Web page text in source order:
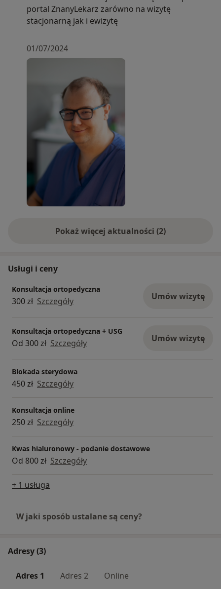
portal ZnanyLekarz zarówno na wizytę
stacjonarną jak i ewizytę
01/07/2024
Pokaż więcej aktualności (2)
Usługi i ceny
Konsultacja ortopedyczna
300 zł Szczegóły Umów wizytę
Konsultacja ortopedyczna + USG
Od 300 zł Szczegóły Umów wizytę
Blokada sterydowa
450 zł Szczegóły
Konsultacja online
250 zł Szczegóły
Kwas hialuronowy - podanie dostawowe
Od 800 zł Szczegóły
+ 1 usługa
W jaki sposób ustalane są ceny?
Adresy (3)
Adres 1 Adres 2 Online